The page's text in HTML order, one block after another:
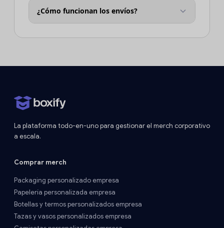
¿Cómo funcionan los envíos?
La plataforma todo-en-uno para gestionar el merch corporativo
a escala.
Comprar merch
Packaging personalizado empresa
Papelería personalizada empresa
Botellas y termos personalizados empresa
Tazas y vasos personalizados empresa